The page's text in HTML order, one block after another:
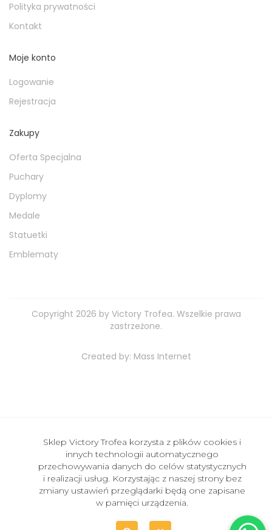
Polityka prywatności
Kontakt
Moje konto
Logowanie
Rejestracja
Zakupy
Oferta Specjalna
Puchary
Dyplomy
Medale
Statuetki
Emblematy
Copyright 2026 by Victory Trofea. Wszelkie prawa
zastrzeżone.
Created by: Mass Internet
Sklep Victory Trofea korzysta z plików cookies i
innych technologii automatycznego
przechowywania danych do celów statystycznych
i realizacji usług. Korzystając z naszej strony bez
zmiany ustawień przeglądarki będą one zapisane
w pamięci urządzenia.